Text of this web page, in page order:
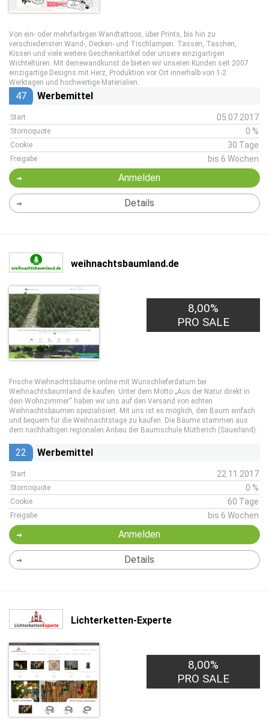
Von ein- oder mehrfarbigen Wandtattoos, über Prints, bis hin zu
verschiedensten Wand-, Decken- und Tischlampen. Tassen, Taschen,
Kissen und viele weitere Geschenkartikel oder unsere einzigartigen
Wichteltüren. Mit deinewandkunst.de bieten wir unseren Kunden seit 2007
einzigartige Designs mit Herz, Produktion vor Ort innerhalb von 1-2
Werktagen und hochwertige Materialien.
47 Werbemittel
Start 05.07.2017
Stornoquote 0 %
Cookie 30 Tage
Freigabe bis 6 Wochen
Anmelden
Details
weihnachtsbaumland.de
8,00%
PRO SALE
Frische Weihnachtsbäume online mit Wunschlieferdatum bei
Weihnachtsbaumland.de kaufen. Unter dem Motto „Aus der Natur direkt in
dein Wohnzimmer“ haben wir uns auf den Versand von echten
Weihnachtsbäumen spezialisiert. Mit uns ist es möglich, den Baum einfach
und bequem für die Weihnachtstage zu kaufen. Die Bäume stammen aus
dem nachhaltigen regionalen Anbau der Baumschule Mütherich (Sauerland).
22 Werbemittel
Start 22.11.2017
Stornoquote 0 %
Cookie 60 Tage
Freigabe bis 6 Wochen
Anmelden
Details
Lichterketten-Experte
8,00%
PRO SALE